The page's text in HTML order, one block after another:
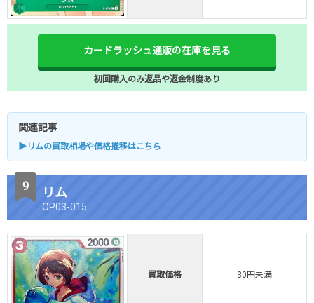
カードラッシュ通販の在庫を見る
初回購入のみ返品や返金制度あり
関連記事
▶リムの買取相場や価格推移はこちら
リム
OP03-015
買取価格 30円未満